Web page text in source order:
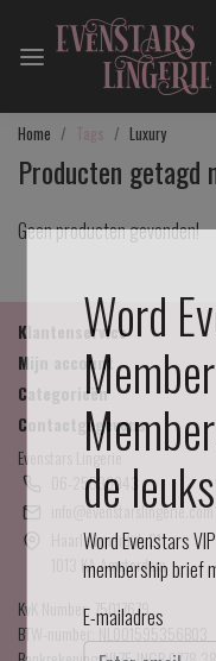
Home Tags Luxury
Producten getagd
Geen producten gevonden!
Klantenservice
Mijn account
Categorieën
Contactgegevens
Evenstars Lingerie
06-25536043
info@evenstarslingerie.com
Haarlemmerdijk 21
1013 KA Amsterdam
KvK Number: 75017679
BTW-number: NL001595356B03
Word
de
Word Evenstars
membership brief
E-mailadres